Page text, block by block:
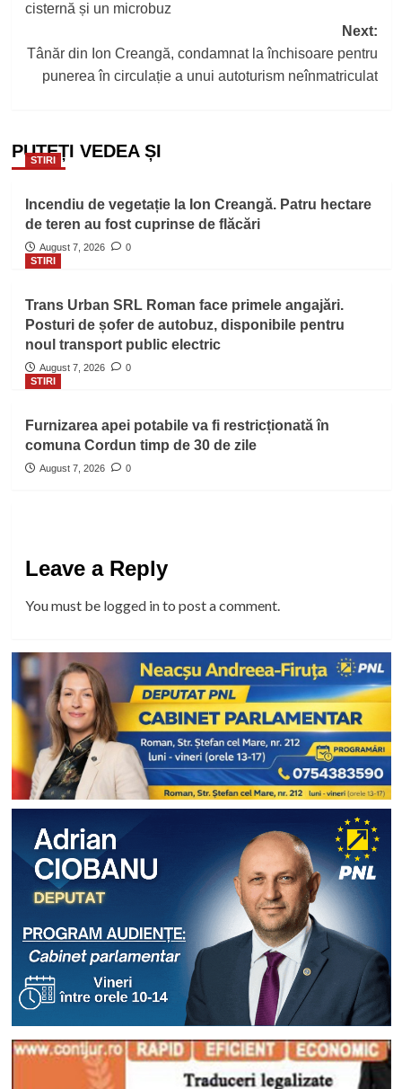
cisternă și un microbuz
Next:
Tânăr din Ion Creangă, condamnat la închisoare pentru
punerea în circulație a unui autoturism neînmatriculat
PUTEȚI VEDEA ȘI
STIRI
Incendiu de vegetație la Ion Creangă. Patru hectare
de teren au fost cuprinse de flăcări
August 7, 2026
0
STIRI
Trans Urban SRL Roman face primele angajări.
Posturi de șofer de autobuz, disponibile pentru
noul transport public electric
August 7, 2026
0
STIRI
Furnizarea apei potabile va fi restricționată în
comuna Cordun timp de 30 de zile
August 7, 2026 0
Leave a Reply
You must be logged into post a comment.